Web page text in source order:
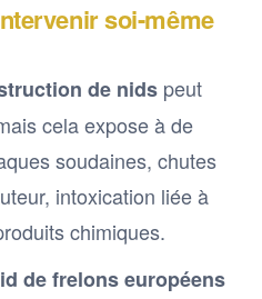
soi-même
de nids peut
cela expose à de
soudaines, chutes
intoxication liée à
chimiques.
de frelons européens